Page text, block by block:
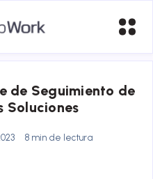
de Seguimiento de
Soluciones
8 min de lectura